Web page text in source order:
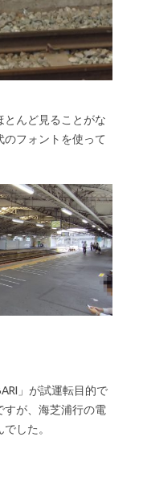
とんど見ることがな
のフォントを使って
」が試運転目的で
すが、海芝浦行の電
した。